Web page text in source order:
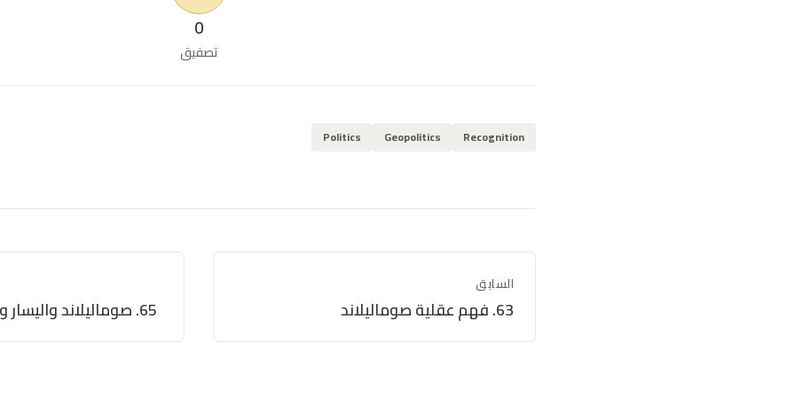
0
تصفيق
Recognition
Geopolitics
Politics
السابق
63. فهم عقلية صوماليلاند 65. صوماليلاند واليسار وانحياز المستضعف